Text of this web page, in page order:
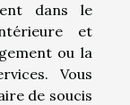
dans le
et
ou la
Vous
de soucis